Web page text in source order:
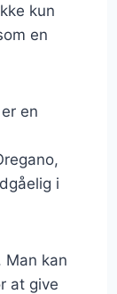
kun
en
en
i
kan
at give